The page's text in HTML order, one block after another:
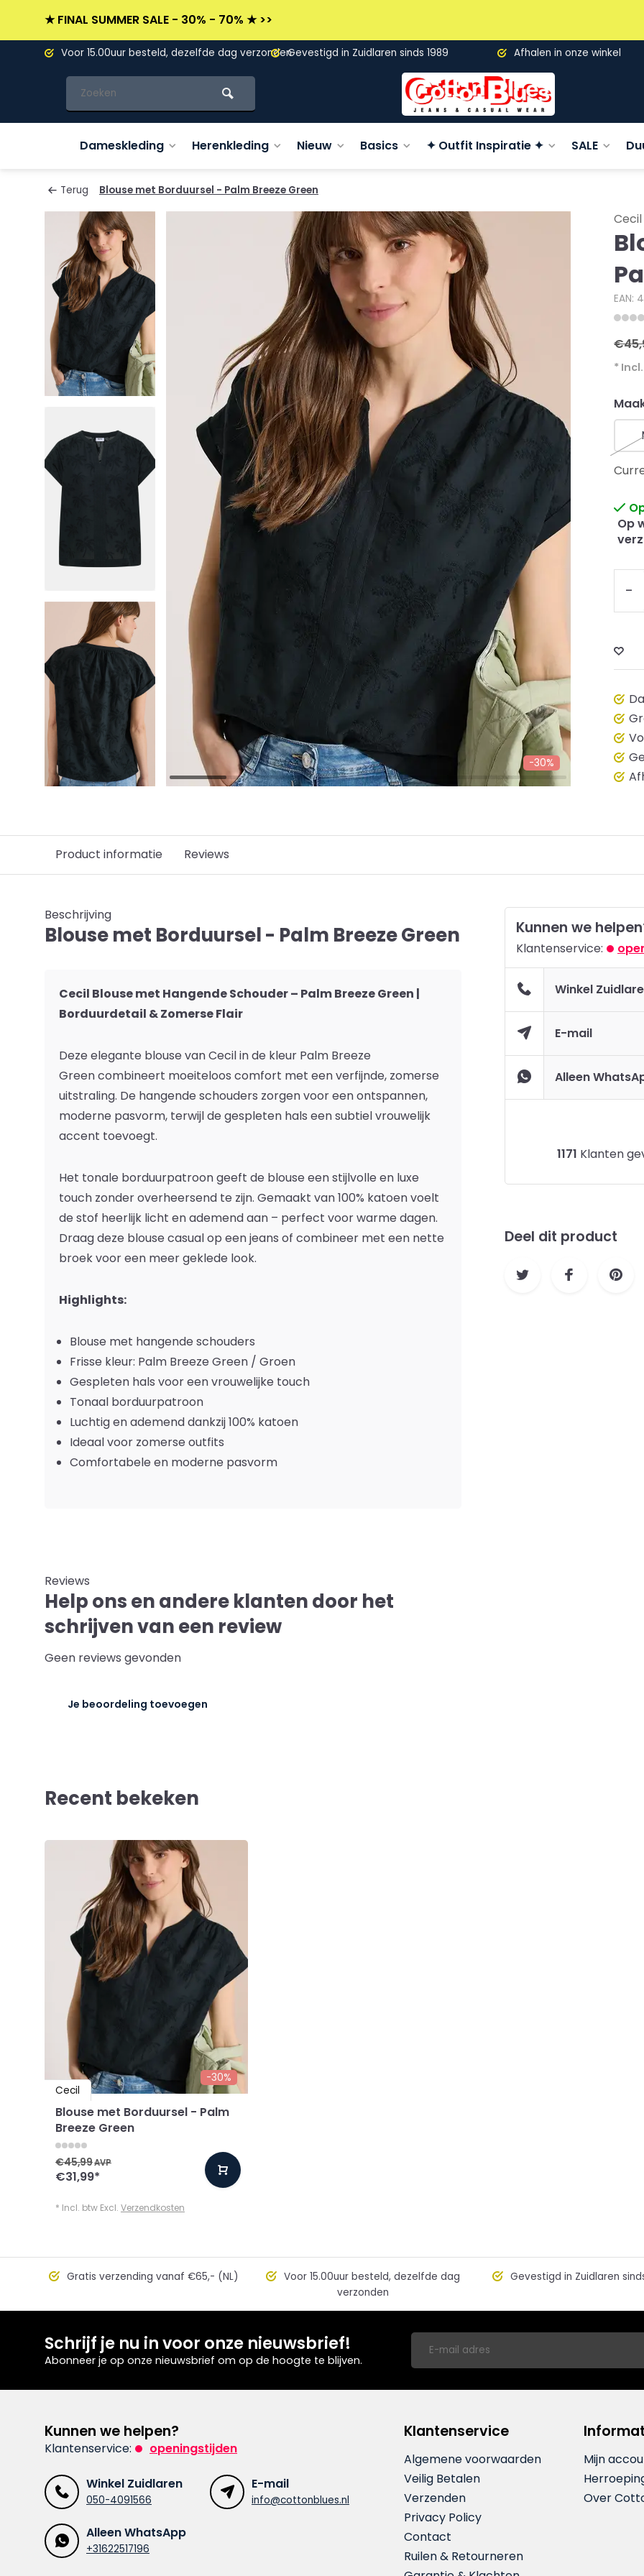
★ FINAL SUMMER SALE - 30% - 70% ★ >>
Voor 15.00uur besteld, dezelfde dag verzondenGevestigd in Zuidlaren sinds 1989 Afhalen in onze winkel
Dameskleding Herenkleding Nieuw Basics ✦ Outfit Inspiratie ✦ SALE
Terug Blouse met Borduursel - Palm Breeze Green
-30%
Cecil
EAN:
*
Op
-
Product informatie Reviews
Beschrijving
Blouse met Borduursel - Palm Breeze Green
Cecil Blouse met Hangende Schouder – Palm Breeze Green |
Borduurdetail & Zomerse Flair
Deze elegante blouse van Cecil in de kleur Palm Breeze
Green combineert moeiteloos comfort met een verfijnde, zomerse
uitstraling. De hangende schouders zorgen voor een ontspannen,
moderne pasvorm, terwijl de gespleten hals een subtiel vrouwelijk
accent toevoegt.
Het tonale borduurpatroon geeft de blouse een stijlvolle en luxe
touch zonder overheersend te zijn. Gemaakt van 100% katoen voelt
de stof heerlijk licht en ademend aan – perfect voor warme dagen.
Draag deze blouse casual op een jeans of combineer met een nette
broek voor een meer geklede look.
Highlights:
Blouse met hangende schouders
Frisse kleur: Palm Breeze Green / Groen
Gespleten hals voor een vrouwelijke touch
Tonaal borduurpatroon
Luchtig en ademend dankzij 100% katoen
Ideaal voor zomerse outfits
Comfortabele en moderne pasvorm
Kunnen we
Klantenservice:
Winkel
E-mail
Alleen
1171 Klanten
Deel dit product
Reviews
Help ons en andere klanten door het
schrijven van een review
Geen reviews gevonden
Je beoordeling toevoegen
Recent bekeken
-30%
Cecil
Blouse met Borduursel - Palm
Breeze Green
€45,99AVP
€31,99*
* Incl. btw Excl. Verzendkosten
Gratis verzending vanaf €65,- (NL)
Voor 15.00uur besteld, dezelfde dag
verzonden
Gevestigd in Zuidlaren
Schrijf je nu in voor onze nieuwsbrief!
Abonneer je op onze nieuwsbrief om op de hoogte te blijven.
Kunnen we helpen?
Klantenservice: openingstijden
Winkel Zuidlaren
050-4091566
E-mail
info@cottonblues.nl
Alleen WhatsApp
+31622517196
Klantenservice
Algemene voorwaarden
Veilig Betalen
Verzenden
Privacy Policy
Contact
Ruilen & Retourneren
Mijn
Over